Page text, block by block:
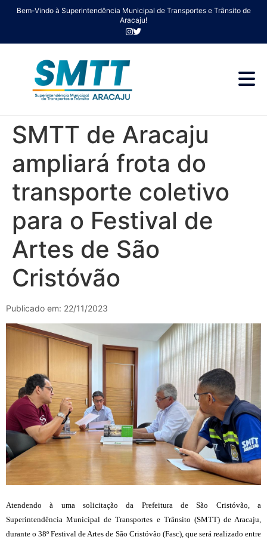
Bem-Vindo à Superintendência Municipal de Transportes e Trânsito de
Aracaju!
SMTT de Aracaju
ampliará frota do
transporte coletivo
para o Festival de
Artes de São
Cristóvão
Publicado em: 22/11/2023
Atendendo à uma solicitação da Prefeitura de São Cristóvão, a
Superintendência Municipal de Transportes e Trânsito (SMTT) de Aracaju,
durante o 38º Festival de Artes de São Cristóvão (Fasc), que será realizado entre